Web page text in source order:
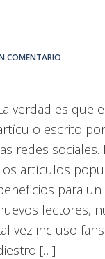
COMENTARIO
verdad es que
escrito
redes
artículos
para
lectores,
vez incluso
[…]